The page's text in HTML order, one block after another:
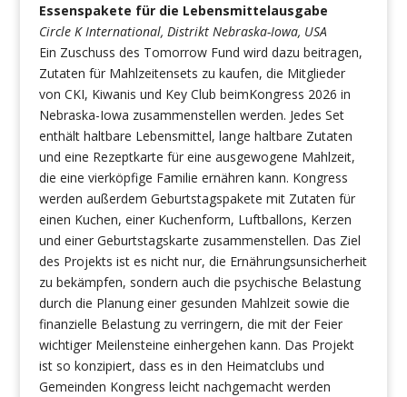
Essenspakete für die Lebensmittelausgabe
Circle K International, Distrikt Nebraska-Iowa, USA
Ein Zuschuss des Tomorrow Fund wird dazu beitragen,
Zutaten für Mahlzeitensets zu kaufen, die Mitglieder
von CKI, Kiwanis und Key Club beimKongress 2026 in
Nebraska-Iowa zusammenstellen werden. Jedes Set
enthält haltbare Lebensmittel, lange haltbare Zutaten
und eine Rezeptkarte für eine ausgewogene Mahlzeit,
die eine vierköpfige Familie ernähren kann. Kongress
werden außerdem Geburtstagspakete mit Zutaten für
einen Kuchen, einer Kuchenform, Luftballons, Kerzen
und einer Geburtstagskarte zusammenstellen. Das Ziel
des Projekts ist es nicht nur, die Ernährungsunsicherheit
zu bekämpfen, sondern auch die psychische Belastung
durch die Planung einer gesunden Mahlzeit sowie die
finanzielle Belastung zu verringern, die mit der Feier
wichtiger Meilensteine einhergehen kann. Das Projekt
ist so konzipiert, dass es in den Heimatclubs und
Gemeinden Kongress leicht nachgemacht werden